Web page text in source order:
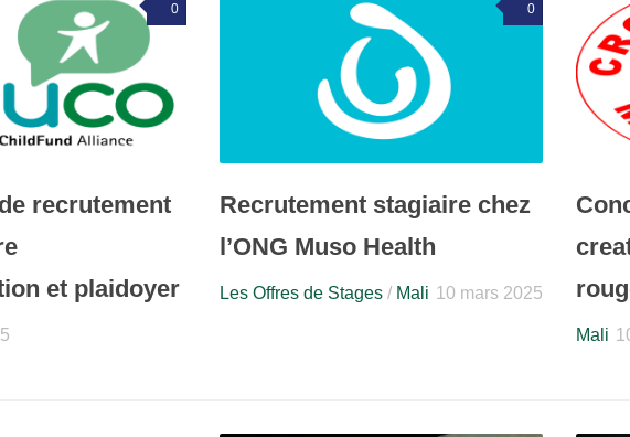
0
recrutement
et plaidoyer
0
Recrutement stagiaire chez
l’ONG Muso Health
Les Offres de Stages / Mali 10 mars 2025
Mali